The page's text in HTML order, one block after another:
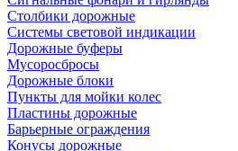
Столбики дорожные
Системы световой индикации
Дорожные буферы
Мусоросбросы
Дорожные блоки
Пункты для мойки колес
Пластины дорожные
Барьерные ограждения
Конусы дорожные